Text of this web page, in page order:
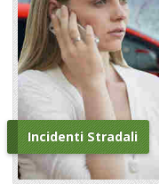
Incidenti Stradali